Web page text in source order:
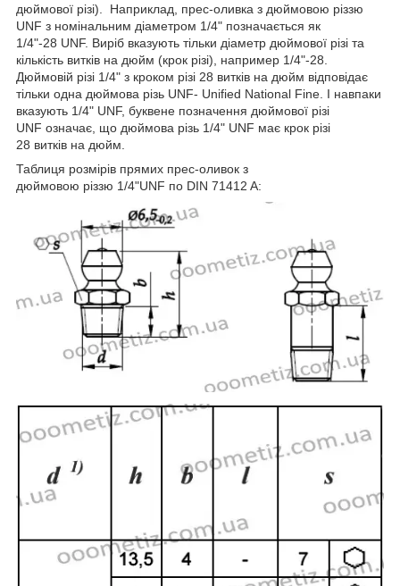
дюймової різі). Наприклад, прес-оливка з дюймовою різзю
UNF з номінальним діаметром 1/4" позначається як
1/4"-28 UNF. Виріб вказують тільки діаметр дюймової різі та
кількість витків на дюйм (крок різі), например 1/4"-28.
Дюймовій різі 1/4" з кроком різі 28 витків на дюйм відповідає
тільки одна дюймова різь UNF- Unified National Fine. І навпаки
вказують 1/4" UNF, буквене позначення дюймової різі
UNF означає, що дюймова різь 1/4" UNF має крок різі
28 витків на дюйм.
Таблиця розмірів прямих прес-оливок з
дюймовою різзю 1/4"UNF по DIN 71412 A: